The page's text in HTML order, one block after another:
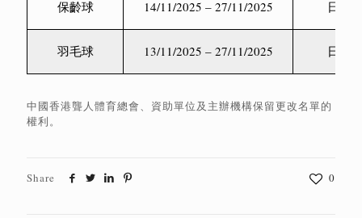
保齡球 14/11/2025 – 27/11/2025 日本
羽毛球 13/11/2025 – 27/11/2025 日本
中國香港聾人體育總會、資助單位及主辦機構保留更改名單的
權利。
Share 0